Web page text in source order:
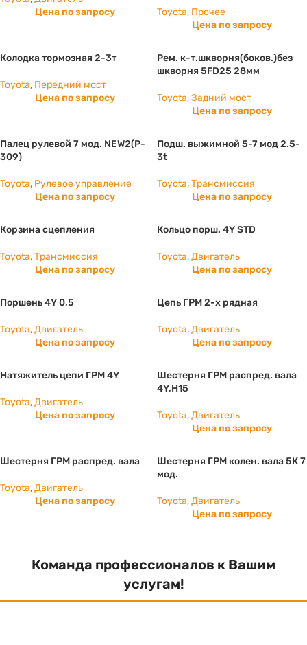
Цена по запросу
Toyota, Прочее
Цена по запросу
Колодка тормозная 2-3т
Toyota, Передний мост
Цена по запросу
Рем. к-т.шкворня(боков.)без
шкворня 5FD25 28мм
Toyota,Задний мост
Цена по запросу
Палец рулевой 7 мод. NEW2(P-
309)
Toyota, Рулевое управление
Цена по запросу
Подш. выжимной 5-7 мод 2.5-
3t
Toyota,Трансмиссия
Цена по запросу
Корзина сцепления
Toyota,Трансмиссия
Цена по запросу
Кольцо порш. 4Y STD
Toyota,Двигатель
Цена по запросу
Поршень 4Y 0,5
Toyota,Двигатель
Цена по запросу
Цепь ГРМ 2-х рядная
Toyota,Двигатель
Цена по запросу
Натяжитель цепи ГРМ 4Y
Toyota,Двигатель
Цена по запросу
Шестерня ГРМ распред. вала
4Y,H15
Toyota,Двигатель
Цена по запросу
Шестерня ГРМ распред. вала
Toyota,Двигатель
Цена по запросу
Шестерня ГРМ колен. вала 5К 7
мод.
Toyota,Двигатель
Цена по запросу
Команда профессионалов к Вашим
услугам!